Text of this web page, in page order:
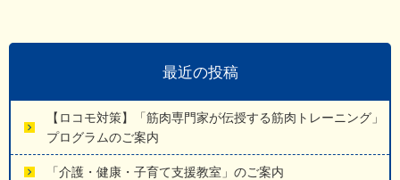
最近の投稿
【ロコモ対策】「筋肉専門家が伝授する筋肉トレーニング」
プログラムのご案内
「介護・健康・子育て支援教室」のご案内